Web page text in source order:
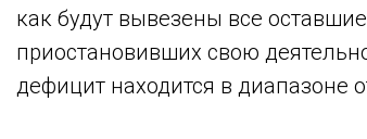
как будут вывезены все
приостановивших свою
дефицит находится в диапазоне